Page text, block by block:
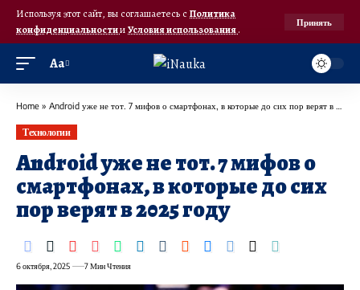
Используя этот сайт, вы соглашаетесь с Политика
конфиденциальностииУсловия использования.
Принять
Аа
Home » Android уже не тот. 7 мифов о смартфонах, в которые до сих пор верят в 2025 году
Технологии
Android уже не тот. 7 мифов о
смартфонах, в которые до сих
пор верят в 2025 году
6 октября, 2025 7 Мин Чтения